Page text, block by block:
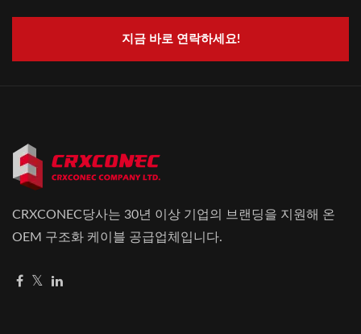
지금 바로 연락하세요!
CRXCONEC당사는 30년 이상 기업의 브랜딩을 지원해 온
OEM 구조화 케이블 공급업체입니다.